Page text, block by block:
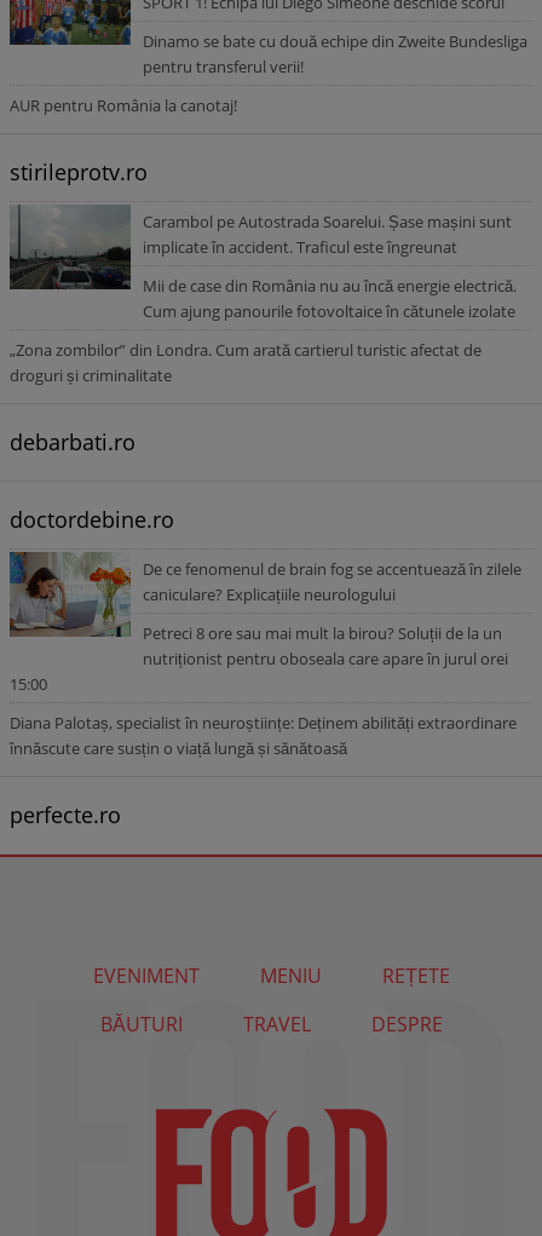
Dinamo se bate cu două echipe din Zweite Bundesliga
pentru transferul verii!
AUR pentru România la canotaj!
stirileprotv.ro
Carambol pe Autostrada Soarelui. Șase mașini sunt
implicate în accident. Traficul este îngreunat
Mii de case din România nu au încă energie electrică.
Cum ajung panourile fotovoltaice în cătunele izolate
„Zona zombilor” din Londra. Cum arată cartierul turistic afectat de
droguri și criminalitate
debarbati.ro
doctordebine.ro
De ce fenomenul de brain fog se accentuează în zilele
caniculare? Explicațiile neurologului
Petreci 8 ore sau mai mult la birou? Soluții de la un
nutriționist pentru oboseala care apare în jurul orei
15:00
Diana Palotaș, specialist în neuroștiințe: Deținem abilități extraordinare
înnăscute care susțin o viață lungă și sănătoasă
perfecte.ro
EVENIMENT MENIU
REȚETE
BĂUTURI
TRAVEL DESPRE